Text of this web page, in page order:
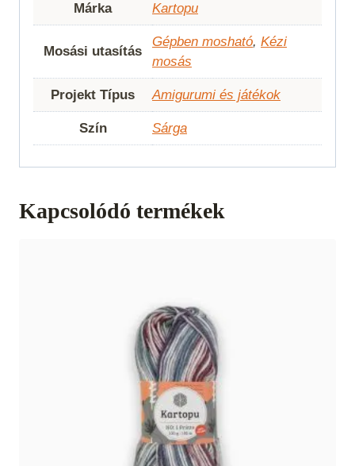
Márka Kartopu
Mosási utasítás
Gépben mosható, Kézi
mosás
Projekt Típus Amigurumi és játékok
Szín Sárga
Kapcsolódó termékek